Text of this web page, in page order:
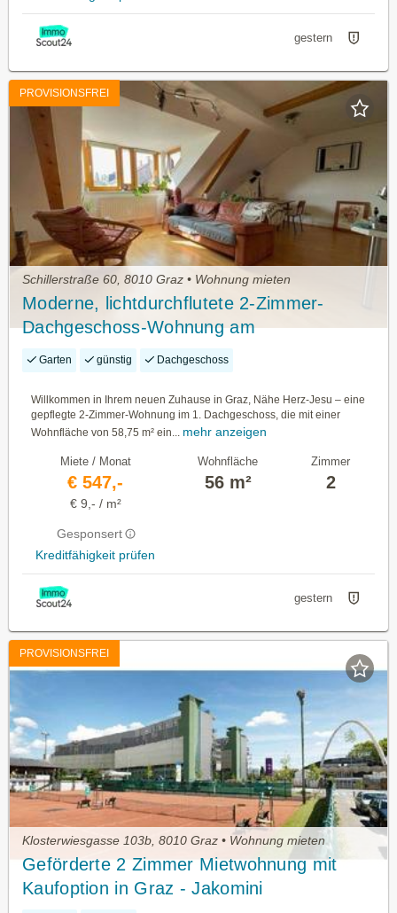
gestern
PROVISIONSFREI
Schillerstraße 60, 8010 Graz • Wohnung mieten
Moderne, lichtdurchflutete 2-Zimmer-
Dachgeschoss-Wohnung am
SCHILLERPLATZ: Wohnen/Essen/Kochen,
Kellerabteil, Badezimmer und Toilette
getrennt
Garten günstig Dachgeschoss
Willkommen in Ihrem neuen Zuhause in Graz, Nähe Herz-Jesu – eine
gepflegte 2-Zimmer-Wohnung im 1. Dachgeschoss, die mit einer
Wohnfläche von 58,75 m² ein... mehr anzeigen
Miete / Monat
€ 547,-
€ 9,- / m²
Gesponsert
Kreditfähigkeit prüfen
Wohnfläche
56 m²
Zimmer
2
gestern
PROVISIONSFREI
Klosterwiesgasse 103b, 8010 Graz • Wohnung mieten
Geförderte 2 Zimmer Mietwohnung mit
Kaufoption in Graz - Jakomini